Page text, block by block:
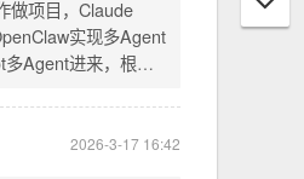
2026-3-21 14:59
做项目，Claude
实现多Agent
Agent进来，根本